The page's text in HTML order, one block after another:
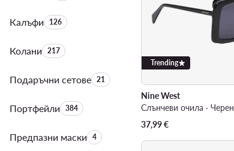
КалъфиБрой на продуктите:
126
КоланиБрой на продуктите:
217
Подаръчни сетовеБрой на продуктите:
21
ПортфейлиБрой на продуктите:
384
Предпазни маскиБрой на продуктите:
4
Trending
Nine West
Слънчеви очила · Черен
37,99€